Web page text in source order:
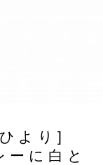
より]
に白と